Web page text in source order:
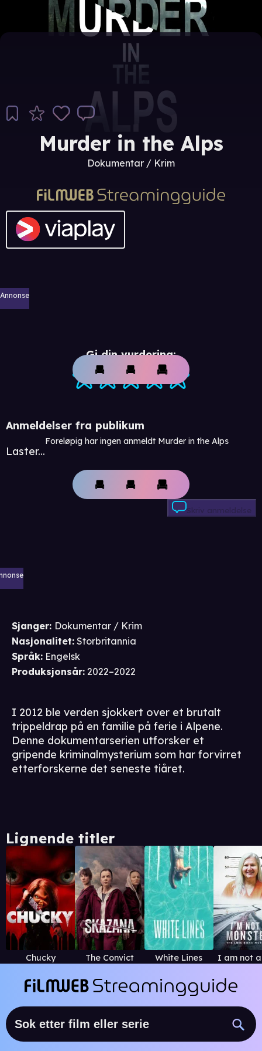
Murder in the Alps
Dokumentar / Krim
Annonse
Gi din vurdering:
Anmeldelser fra publikum
Laster...
Foreløpig har ingen anmeldt Murder in the Alps
Skriv anmeldelse
Sjanger: Dokumentar / Krim
Nasjonalitet: Storbritannia
Språk: Engelsk
Produksjonsår: 2022–2022
I 2012 ble verden sjokkert over et brutalt
trippeldrap på en familie på ferie i Alpene.
Denne dokumentarserien utforsker et
gripende kriminalmysterium som har forvirret
etterforskerne det seneste tiåret.
Lignende titler
Chucky The Convict White Lines